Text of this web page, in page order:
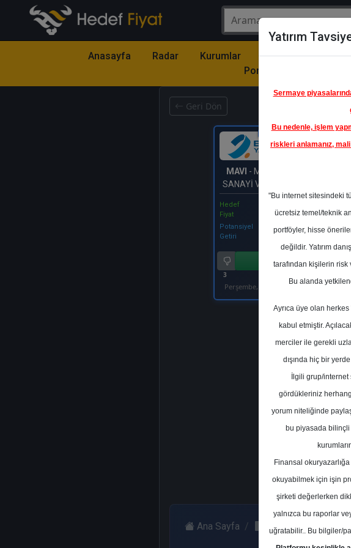
Anasayfa Radar Kurumlar
Model
Portföy
Hisse
Geri Dön
MAVI - MAVİ GİYİM
SANAYİ VE TİCARET
A.Ş.
Hedef
Fiyat
Potansiyel
Getiri
%0.00
3
Perşembe, 02 Ocak 2025
Ana Sayfa Burgan Yatırım
Yatırım
Sermaye
Bu nedenle, işlem
riskleri anlamanız,
"Bu internet sitesindeki
ücretsiz temel/teknik
portföyler, hisse
değildir. Yatırım
tarafından kişilerin risk
Bu alanda
Ayrıca üye olan herkes
kabul etmiştir.
merciler ile gerekli
dışında hiç bir
İlgili grup/
gördükleriniz
yorum niteliğinde
bu piyasada bilinçli
Finansal okuryazarlığa
okuyabilmek için işin
şirketi değerlerken
yalnızca bu raporlar
uğratabilir.. Bu bilgiler/